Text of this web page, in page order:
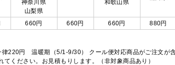
神奈川県
山梨県
和歌山県
660円 660円 660円 880円
220円 温暖期（5/1-9/30） クール便対応商品がご注文が
ください。お見積もりします。（非対象商品あり）